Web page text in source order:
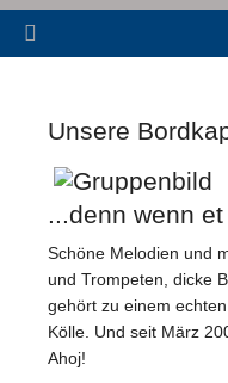
Unsere
...denn wenn
Schöne Melodien und
und Trompeten, dicke
gehört zu einem
Kölle. Und seit März
Ahoj!